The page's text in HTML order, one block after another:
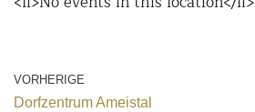
VORHERIGE
Dorfzentrum Ameistal